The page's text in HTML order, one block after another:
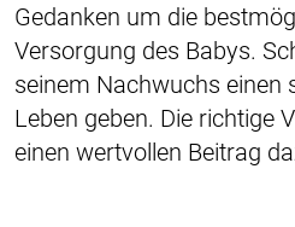
Gedanken um die
Versorgung des Babys.
seinem Nachwuchs einen
Leben geben. Die richtige
einen wertvollen Beitrag